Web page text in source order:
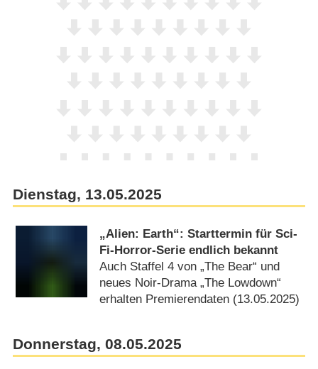
Dienstag, 13.05.2025
„Alien: Earth“: Starttermin für Sci-
Fi-Horror-Serie endlich bekannt
Auch Staffel 4 von „The Bear“ und
neues Noir-Drama „The Lowdown“
erhalten Premierendaten (13.05.2025)
Donnerstag, 08.05.2025